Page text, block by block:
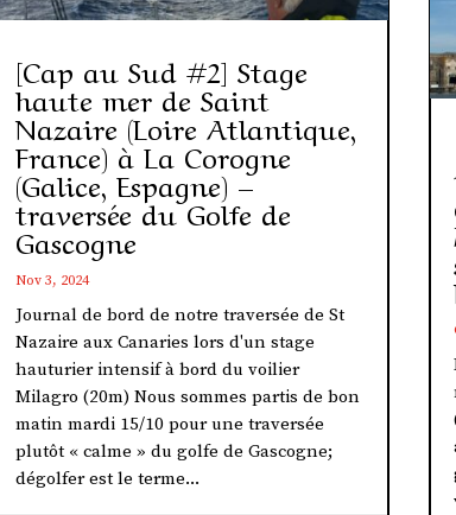
[Cap au Sud #2] Stage
haute mer de Saint
Nazaire (Loire Atlantique,
France) à La Corogne
(Galice, Espagne) –
traversée du Golfe de
Gascogne
Nov 3, 2024
Journal de bord de notre traversée de St
Nazaire aux Canaries lors d'un stage
hauturier intensif à bord du voilier
Milagro (20m) Nous sommes partis de bon
matin mardi 15/10 pour une traversée
plutôt « calme » du golfe de Gascogne;
dégolfer est le terme...